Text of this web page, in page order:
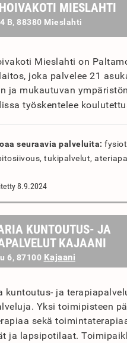
MIESLAHTI
B, 88380 Mieslahti
Mieslahti on
joka palvelee 21
ja mukautuvan
työskentelee
seuraavia palveluita:
tukipalvelut,
8.9.2024
KUNTOUTUS- JA
KAJAANI
6, 87100 Kajaani
kuntoutus- ja
Yksi toimipisteen
sekä
ja lapsipotilaat.